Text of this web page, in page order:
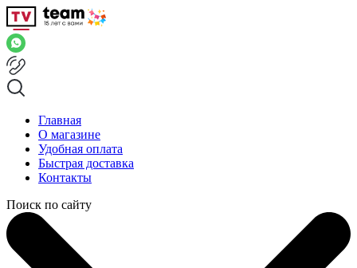
Главная
О магазине
Удобная оплата
Быстрая доставка
Контакты
Поиск по сайту